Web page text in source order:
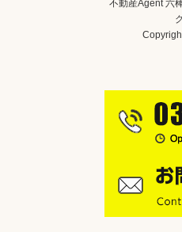
不動産Agent 六